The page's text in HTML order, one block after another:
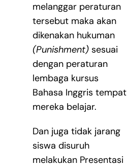
melanggar peraturan
tersebut maka akan
dikenakan hukuman
(Punishment)sesuai
dengan peraturan
lembaga kursus
Bahasa Inggris tempat
mereka belajar.
Dan juga tidak jarang
siswa disuruh
melakukan Presentasi